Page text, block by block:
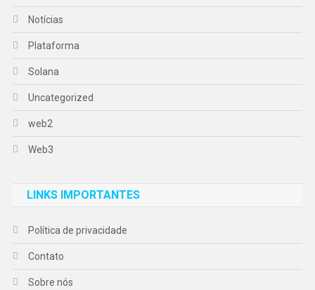
Notícias
Plataforma
Solana
Uncategorized
web2
Web3
LINKS IMPORTANTES
Política de privacidade
Contato
Sobre nós